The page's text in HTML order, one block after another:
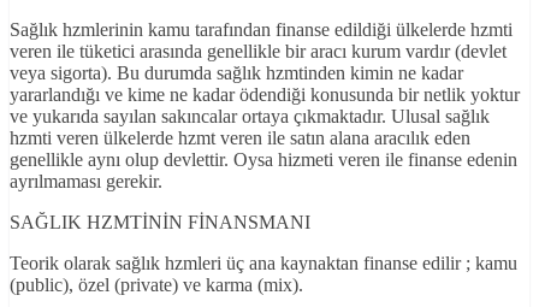
Sağlık hzmlerinin kamu tarafından finanse edildiği ülkelerde hzmti
veren ile tüketici arasında genellikle bir aracı kurum vardır (devlet
veya sigorta). Bu durumda sağlık hzmtinden kimin ne kadar
yararlandığı ve kime ne kadar ödendiği konusunda bir netlik yoktur
ve yukarıda sayılan sakıncalar ortaya çıkmaktadır. Ulusal sağlık
hzmti veren ülkelerde hzmt veren ile satın alana aracılık eden
genellikle aynı olup devlettir. Oysa hizmeti veren ile finanse edenin
ayrılmaması gerekir.
SAĞLIK HZMTİNİN FİNANSMANI
Teorik olarak sağlık hzmleri üç ana kaynaktan finanse edilir ; kamu
(public), özel (private) ve karma (mix).